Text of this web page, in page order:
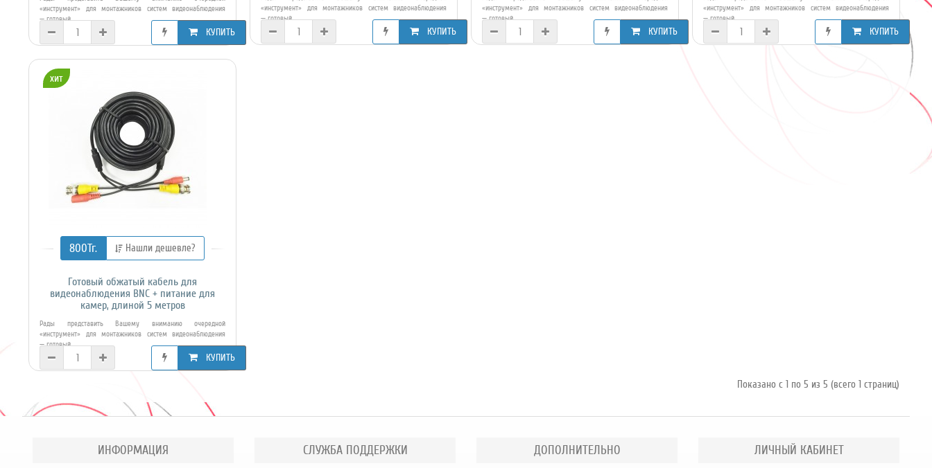
«инструмент» для монтажников систем видеонаблюдения
— готовый ..
КУПИТЬ
«инструмент» для монтажников систем видеонаблюдения
— готовый ..
КУПИТЬ
«инструмент» для монтажников систем видеонаблюдения
— готовый ..
КУПИТЬ
«инструмент» для монтажников систем видеонаблюдения
— готовый ..
КУПИТЬ
хит
800Тг. Нашли дешевле?
Готовый обжатый кабель для
видеонаблюдения BNC + питание для
камер, длиной 5 метров
Рады представить Вашему вниманию очередной
«инструмент» для монтажников систем видеонаблюдения
— готовый ..
КУПИТЬ
Показано с 1 по 5 из 5 (всего 1 страниц)
ИНФОРМАЦИЯ СЛУЖБА ПОДДЕРЖКИ ДОПОЛНИТЕЛЬНО ЛИЧНЫЙ КАБИНЕТ